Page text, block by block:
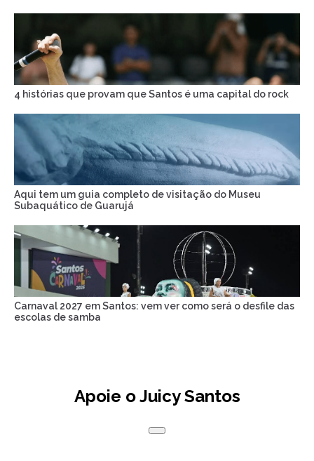
4 histórias que provam que Santos é uma capital do rock
Aqui tem um guia completo de visitação do Museu
Subaquático de Guarujá
Carnaval 2027 em Santos: vem ver como será o desfile das
escolas de samba
Apoie o Juicy Santos